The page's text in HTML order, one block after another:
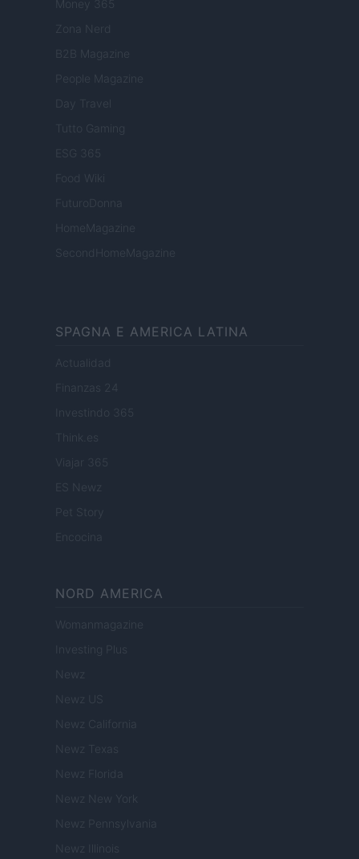
Money 365
Zona Nerd
B2B Magazine
People Magazine
Day Travel
Tutto Gaming
ESG 365
Food Wiki
FuturoDonna
HomeMagazine
SecondHomeMagazine
SPAGNA E AMERICA LATINA
Actualidad
Finanzas 24
Investindo 365
Think.es
Viajar 365
ES Newz
Pet Story
Encocina
NORD AMERICA
Womanmagazine
Investing Plus
Newz
Newz US
Newz California
Newz Texas
Newz Florida
Newz New York
Newz Pennsylvania
Newz Illinois